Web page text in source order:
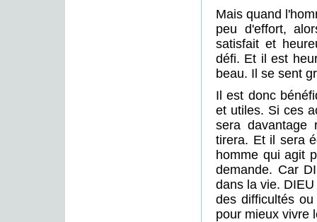
Mais quand
peu d'effort,
satisfait et
défi. Et il est
beau. Il se sent
Il est donc
et utiles. Si ces
sera davantage
tirera. Et il sera
homme qui agit
demande. Car
dans la vie.
des difficultés
pour mieux vivre